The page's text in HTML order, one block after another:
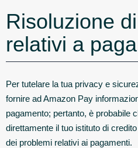
Risoluzione
relativi a
Per tutelare la tua privacy e
fornire ad Amazon Pay
pagamento; pertanto, è probabile
direttamente il tuo istituto di
dei problemi relativi ai pagamenti.